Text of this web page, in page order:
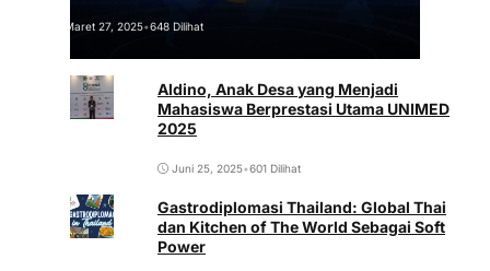
Maret 27, 2025•648 Dilihat
Aldino, Anak Desa yang Menjadi
Mahasiswa Berprestasi Utama UNIMED
2025
Juni 25, 2025•601 Dilihat
Gastrodiplomasi Thailand: Global Thai
dan Kitchen of The World Sebagai Soft
Power